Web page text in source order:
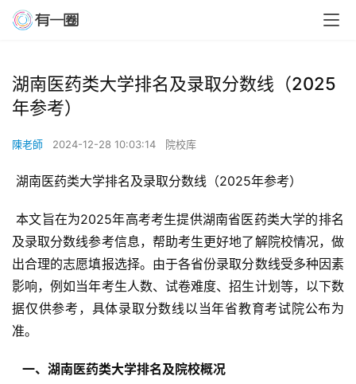
湖南医药类大学排名及录取分数线（2025
年参考）
陳老師 2024-12-28 10:03:14 院校库
湖南医药类大学排名及录取分数线（2025年参考）
本文旨在为2025年高考考生提供湖南省医药类大学的排名
及录取分数线参考信息，帮助考生更好地了解院校情况，做
出合理的志愿填报选择。由于各省份录取分数线受多种因素
影响，例如当年考生人数、试卷难度、招生计划等，以下数
据仅供参考，具体录取分数线以当年省教育考试院公布为
准。
  一、湖南医药类大学排名及院校概况